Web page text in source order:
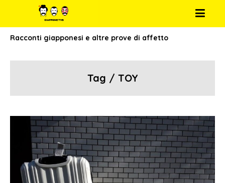
Racconti giapponesi e altre prove di affetto
Tag / TOY